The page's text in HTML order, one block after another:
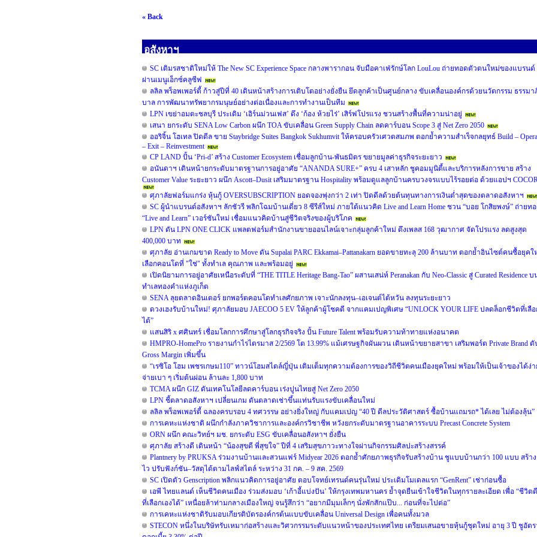
« Back
อสังหาฯ
SC เติมรสชาติใหม่ให้ The New SC Experience Space กลางพารากอน จับมือคาเฟ่รักษ์โลก LouLou ถ่ายทอดตัวตนใหม่ของแบรนด์
ผ่านเมนูเอ็กซ์คลูซีฟ
ลลิล พร็อพเพอร์ตี้ ก้าวสู่ปีที่ 40 เดินหน้าสร้างการเติบโตอย่างยั่งยืน ยึดลูกค้าเป็นศูนย์กลาง ขับเคลื่อนองค์กรด้วยนวัตกรรม ธรรมา
บาล การพัฒนาทรัพยากรมนุษย์อย่างต่อเนื่องและการทำงานเป็นทีม
LPN เขย่าอมตะชลบุรี ประเดิม ‘เอิร์นม่วนเฟส’ ดึง ‘ก้อง ห้วยไร่’ เสิร์ฟโปรแรง ชวนสร้างพื้นที่ความน่าอยู่
เสนา ยกระดับ SENA Low Carbon ผนึก TOA ขับเคลื่อน Green Supply Chain ลดคาร์บอน Scope 3 สู่ Net Zero 2050
ออริจิ้น โฮเทล ปิดดีล ขาย Staybridge Suites Bangkok Sukhumvit ให้ครอบครัวเศวตสมภพ ตอกย้ำความสำเร็จกลยุทธ์ Build –
– Exit – Reinvestment
CP LAND ปั้น ‘Pri-d’ สร้าง Customer Ecosystem เชื่อมลูกบ้าน-พันธมิตร ขยายมูลค่าธุรกิจระยะยาว
อนันดาฯ เดินหน้ายกระดับมาตรฐานการอยู่อาศัย “ANANDA SURE+” ครบ 4 เสาหลัก ชูคอมมูนิตี้และบริการหลังการขาย สร้าง
Customer Value ระยะยาว ผนึก Ascott–Dusit เสริมมาตรฐาน Hospitality พร้อมดูแลลูกบ้านครบวงจรแบบไร้รอยต่อ ด้วยแอปฯ
ศุภาลัยฟอร์มแกร่ง หุ้นกู้ OVERSUBSCRIPTION ยอดจองพุ่งกว่า 2 เท่า ปิดดีลด้วยต้นทุนทางการเงินต่ำสุดของตลาดอสังหาฯ
SC ผู้นำแบรนด์อสังหาฯ ลักชัวรี พลิกโฉมบ้านเดี่ยว 8 ซีรีส์ใหม่ ภายใต้แนวคิด Live and Learn Home ชวน “บอย โกสิยพงษ์” ถ่ายท
“Live and Learn” เวอร์ชันใหม่ เชื่อมแนวคิดบ้านสู่ชีวิตจริงของผู้บริโภค
LPN ดัน LPN ONE CLICK แพลตฟอร์มสำนักงานขายออนไลน์เจาะกลุ่มลูกค้าใหม่ ดึงเพลส 168 วุฒากาศ จัดโปรแรง ลดสูงสุด
400,000 บาท
ศุภาลัย อ่านเกมขาด Ready to Move ดัน Supalai PARC Ekkamai–Pattanakarn ยอดขายทะลุ 200 ล้านบาท ตอกย้ำอินไซต์คนซื้อยุคใ
เลือกคอนโดที่ "ใช่" ทั้งทำเล คุณภาพ และพร้อมอยู่
เปิดนิยามการอยู่อาศัยเหนือระดับที่ “THE TITLE Heritage Bang-Tao” ผสานเสน่ห์ Peranakan กับ Neo-Classic สู่ Curated Residence บ
ทำเลทองคำแห่งภูเก็ต
SENA ลุยตลาดอินเตอร์ ยกพอร์ตคอนโดทำเลศักยภาพ เจาะนักลงทุน–เอเจนต์ไต้หวัน ลงทุนระยะยาว
ดวงเฮงรับบ้านใหม่! ศุภาลัยมอบ JAECOO 5 EV ให้ลูกค้าผู้โชคดี จากแคมเปญพิเศษ “UNLOCK YOUR LIFE ปลดล็อกชีวิตที่เลื
ได้”
แสนสิริ x ศศินทร์ เชื่อมโลกการศึกษาสู่โลกธุรกิจจริง ปั้น Future Talent พร้อมรับความท้าทายแห่งอนาคต
HMPRO-HomePro รายงานกำไรไตรมาส 2/2569 โต 13.99% แม้เศรษฐกิจผันผวน เดินหน้าขยายสาขา เสริมพอร์ต Private Brand ดั
Gross Margin เพิ่มขึ้น
“เรซิโอ โฮม เพชรเกษม110” ทาวน์โฮมสไตล์ญี่ปุ่น เติมเต็มทุกความต้องการของวิถีชีวิตคนเมืองยุคใหม่ พร้อมให้เป็นเจ้าของได้ง่า
จ่ายเบา ๆ เริ่มต้นผ่อน ล้านละ 1,800 บาท
TCMA ผนึก GIZ ดันเทคโนโลยีลดคาร์บอน เร่งปูนไทยสู่ Net Zero 2050
LPN ชี้ตลาดอสังหาฯ เปลี่ยนเกม ดันตลาดเช่าขึ้นแท่นรับแรงขับเคลื่อนใหม่
ลลิล พร็อพเพอร์ตี้ ฉลองครบรอบ 4 ทศวรรษ อย่างยิ่งใหญ่ กับแคมเปญ “40 ปี ดีลประวัติศาสตร์ ซื้อบ้านแถมรถ* ได้เลย ไม่ต้องลุ้น”
การเคหะแห่งชาติ ผนึกกำลังภาควิชาการและองค์กรวิชาชีพ หวังยกระดับมาตรฐานอาคารระบบ Precast Concrete System
ORN ผนึก คณะวิทย์ฯ มช. ยกระดับ ESG ขับเคลื่อนอสังหาฯ ยั่งยืน
ศุภาลัย สร้างดี เดินหน้า “น้องสุขดี พี่สุขใจ” ปีที่ 4 เสริมสุขภาวะทางใจผ่านกิจกรรมศิลปะสร้างสรรค์
Plantnery by PRUKSA ร่วมงานบ้านและสวนแฟร์ Midyear 2026 ตอกย้ำศักยภาพธุรกิจรับสร้างบ้าน ชูแบบบ้านกว่า 100 แบบ สร้าง
ไว ปรับฟังก์ชัน–วัสดุได้ตามไลฟ์สไตล์ ระหว่าง 31 กค. – 9 สค. 2569
SC เปิดตัว Genscription พลิกแนวคิดการอยู่อาศัย ตอบโจทย์เทรนด์คนรุ่นใหม่ ประเดิมโมเดลแรก “GenRent” เช่าก่อนซื้อ
เอพี ไทยแลนด์ เห็นชีวิตคนเมือง ร่วมส่งมอบ ‘เก้าอี้แบ่งปัน’ ให้กรุงเทพมหานคร ย้ำจุดยืนเข้าใจชีวิตในทุกรายละเอียด เพื่อ “ชีวิต
ที่เลือกเองได้” เหนื่อยล้าท่ามกลางเมืองใหญ่ จนรู้สึกว่า “อยากมีมุมเล็กๆ นั่งพักสักแป๊บ... ก่อนที่จะไปต่อ”
การเคหะแห่งชาติรับมอบเกียรติบัตรองค์กรต้นแบบขับเคลื่อน Universal Design เพื่อคนทั้งมวล
STECON หนึ่งในบริษัทรับเหมาก่อสร้างและวิศวกรรมระดับแนวหน้าของประเทศไทย เตรียมเสนอขายหุ้นกู้ชุดใหม่ อายุ 3 ปี ชูอัตร